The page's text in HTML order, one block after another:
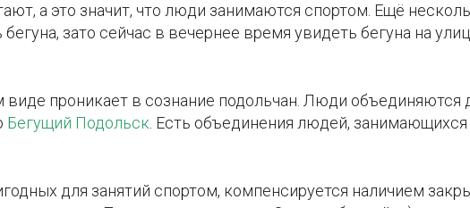
а это значит, что люди занимаются спортом. Ещё
зато сейчас в вечернее время увидеть бегуна на
проникает в сознание подольчан. Люди объединяются
Бегущий Подольск . Есть объединения людей,
для занятий спортом, компенсируется наличием